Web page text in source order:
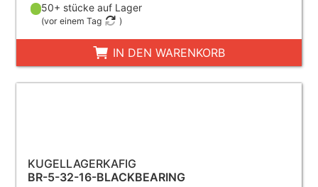
50+ stücke auf Lager
(vor einem Tag )
IN DEN WARENKORB
KUGELLAGERKAFIG
BR-5-32-16-BLACKBEARING